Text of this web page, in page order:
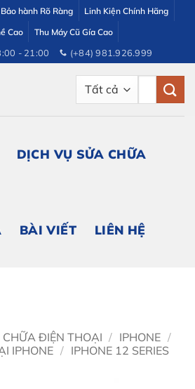
Bảo hành Rõ Ràng
Linh Kiện Chính Hãng
Cao
Thu Máy Cũ Gía Cao
- 21:00 (+84) 981.926.999
DỊCH VỤ SỬA CHỮA
BÀI VIẾT LIÊN HỆ
CHỮA ĐIỆN THOẠI / IPHONE /
IPHONE / IPHONE 12 SERIES